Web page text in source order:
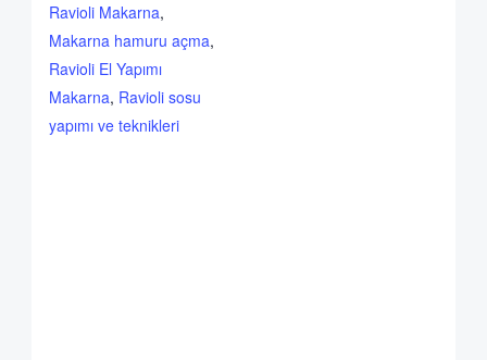
Ravioli Makarna,
Makarna hamuru açma,
Ravioli El Yapımı
Makarna, Ravioli sosu
yapımı ve teknikleri